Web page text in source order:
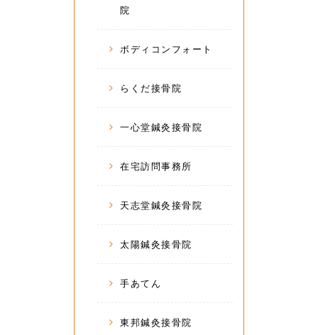
院
ボディコンフォート
らくだ接骨院
一心堂鍼灸接骨院
在宅訪問事務所
天志堂鍼灸接骨院
太陽鍼灸接骨院
手あてん
東邦鍼灸接骨院